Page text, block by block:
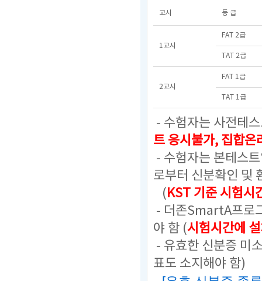
교시 등 급
1교시
FAT 2급
TAT 2급
2교시
FAT 1급
TAT 1급
- 수험자는 사전테
트 응시불가, 집합온
- 수험자는 본테스
로부터 신분확인 및
(KST 기준 시험시
- 더존SmartA프로
야 함 (시험시간에
- 유효한 신분증 미
표도 소지해야 함)